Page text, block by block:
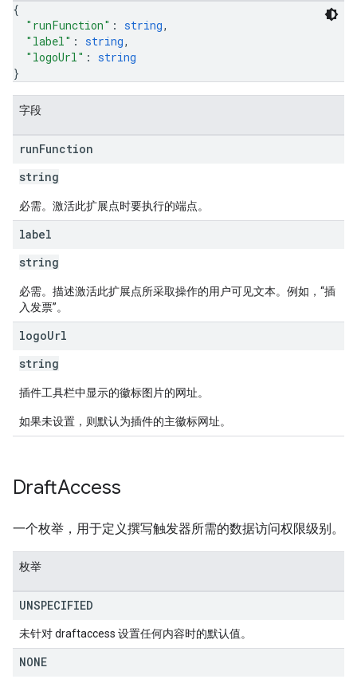
{
"runFunction" : string,
"label" : string,
"logoUrl" : string
}
字段
runFunction
string
必需。激活此扩展点时要执行的端点。
label
string
必需。描述激活此扩展点所采取操作的用户可见文本。例如，“插
入发票”。
logoUrl
string
插件工具栏中显示的徽标图片的网址。
如果未设置，则默认为插件的主徽标网址。
DraftAccess
一个枚举，用于定义撰写触发器所需的数据访问权限级别。
枚举
UNSPECIFIED
未针对 draftaccess 设置任何内容时的默认值。
NONE